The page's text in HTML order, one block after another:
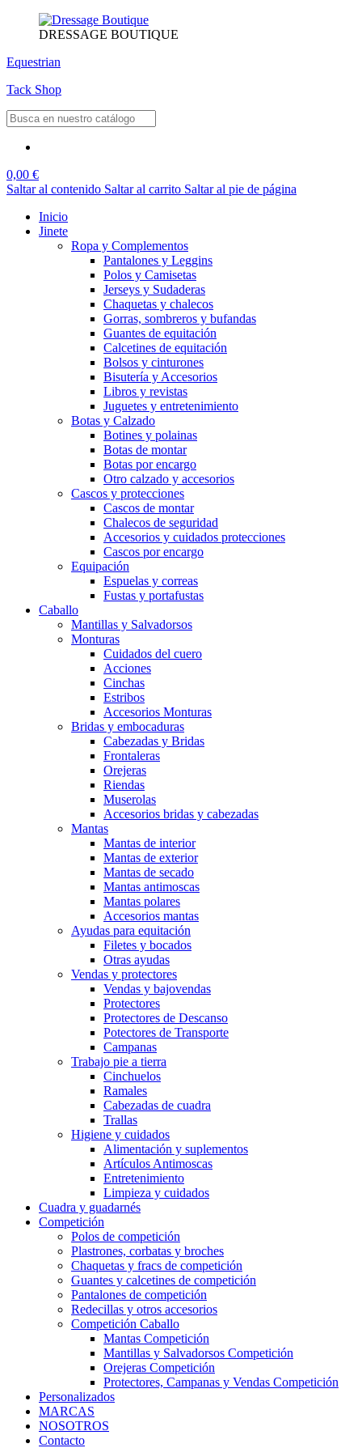
DRESSAGE BOUTIQUE
Equestrian
Tack Shop
0,00 €
Saltar al contenido Saltar al carrito Saltar al pie de página
Inicio
Jinete
Ropa y Complementos
Pantalones y Leggins
Polos y Camisetas
Jerseys y Sudaderas
Chaquetas y chalecos
Gorras, sombreros y bufandas
Guantes de equitación
Calcetines de equitación
Bolsos y cinturones
Bisutería y Accesorios
Libros y revistas
Juguetes y entretenimiento
Botas y Calzado
Botines y polainas
Botas de montar
Botas por encargo
Otro calzado y accesorios
Cascos y protecciones
Cascos de montar
Chalecos de seguridad
Accesorios y cuidados protecciones
Cascos por encargo
Equipación
Espuelas y correas
Fustas y portafustas
Caballo
Mantillas y Salvadorsos
Monturas
Cuidados del cuero
Acciones
Cinchas
Estribos
Accesorios Monturas
Bridas y embocaduras
Cabezadas y Bridas
Frontaleras
Orejeras
Riendas
Muserolas
Accesorios bridas y cabezadas
Mantas
Mantas de interior
Mantas de exterior
Mantas de secado
Mantas antimoscas
Mantas polares
Accesorios mantas
Ayudas para equitación
Filetes y bocados
Otras ayudas
Vendas y protectores
Vendas y bajovendas
Protectores
Protectores de Descanso
Potectores de Transporte
Campanas
Trabajo pie a tierra
Cinchuelos
Ramales
Cabezadas de cuadra
Trallas
Higiene y cuidados
Alimentación y suplementos
Artículos Antimoscas
Entretenimiento
Limpieza y cuidados
Cuadra y guadarnés
Competición
Polos de competición
Plastrones, corbatas y broches
Chaquetas y fracs de competición
Guantes y calcetines de competición
Pantalones de competición
Redecillas y otros accesorios
Competición Caballo
Mantas Competición
Mantillas y Salvadorsos Competición
Orejeras Competición
Protectores, Campanas y Vendas Competición
Personalizados
MARCAS
NOSOTROS
Contacto